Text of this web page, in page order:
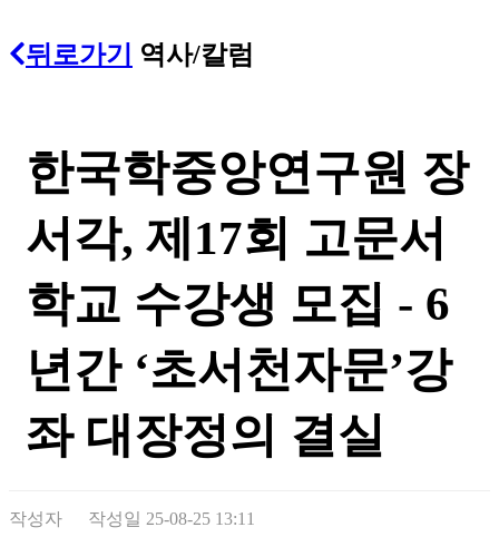
뒤로가기 역사/칼럼
한국학중앙연구원 장
서각, 제17회 고문서
학교 수강생 모집 - 6
년간 ‘초서천자문’강
좌 대장정의 결실
작성자 작성일 25-08-25 13:11